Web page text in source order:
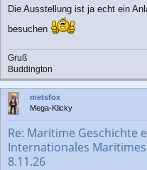
i
r
g
Die Ausstellung ist ja echt ein
besuchen
Gruß
Buddington
metsfox
Mega-Klicky
Re: Maritime Geschichte
Internationales
8.11.26